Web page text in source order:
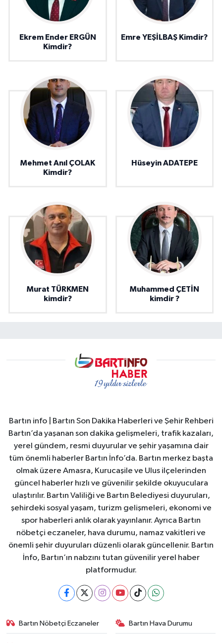
Ekrem Ender ERGÜN
Kimdir?
Emre YEŞİLBAŞ Kimdir?
Mehmet Anıl ÇOLAK
Kimdir?
Hüseyin ADATEPE
Murat TÜRKMEN
kimdir?
Muhammed ÇETİN
kimdir ?
Bartın info | Bartın Son Dakika Haberleri ve Şehir Rehberi
Bartın’da yaşanan son dakika gelişmeleri, trafik kazaları,
yerel gündem, resmi duyurular ve şehir yaşamına dair
tüm önemli haberler Bartın İnfo’da. Bartın merkez başta
olmak üzere Amasra, Kurucaşile ve Ulus ilçelerinden
güncel haberler hızlı ve güvenilir şekilde okuyuculara
ulaştırılır. Bartın Valiliği ve Bartın Belediyesi duyuruları,
şehirdeki sosyal yaşam, turizm gelişmeleri, ekonomi ve
spor haberleri anlık olarak yayınlanır. Ayrıca Bartın
nöbetçi eczaneler, hava durumu, namaz vakitleri ve
önemli şehir duyuruları düzenli olarak güncellenir. Bartın
İnfo, Bartın’ın nabzını tutan güvenilir yerel haber
platformudur.
Bartın Nöbetçi Eczaneler Bartın Hava Durumu